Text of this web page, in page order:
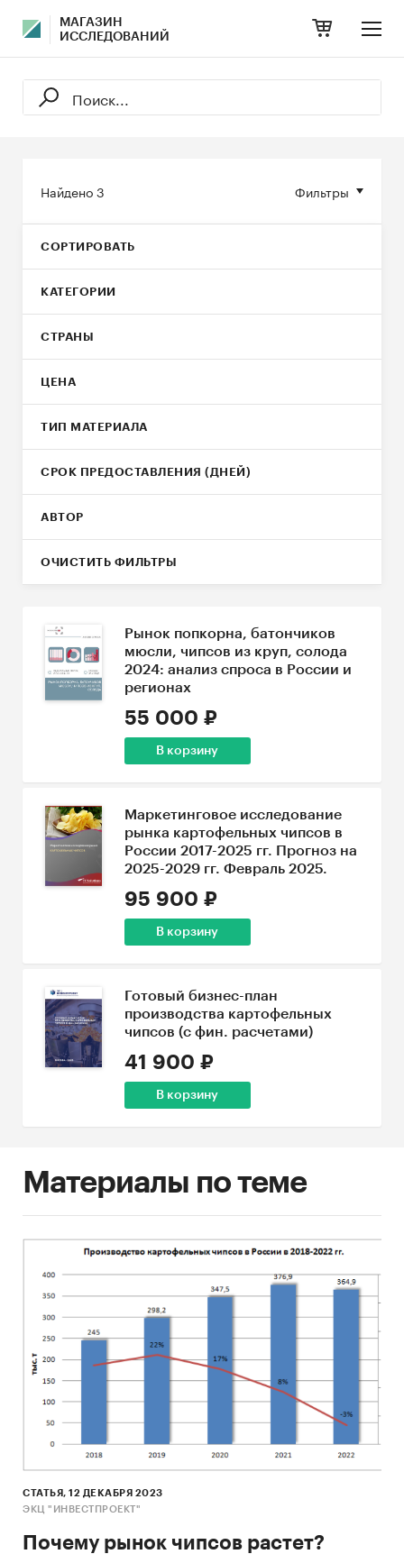
МАГАЗИН
ИССЛЕДОВАНИЙ
Фильтры
Найдено3
СОРТИРОВАТЬ
КАТЕГОРИИ
СТРАНЫ
ЦЕНА
ТИП МАТЕРИАЛА
СРОК ПРЕДОСТАВЛЕНИЯ (ДНЕЙ)
АВТОР
ОЧИСТИТЬ ФИЛЬТРЫ
Рынок попкорна, батончиков
мюсли, чипсов из круп, солода
2024: анализ спроса в России и
регионах
55 000 ₽
В корзину
Маркетинговое исследование
рынка картофельных чипсов в
России 2017-2025 гг. Прогноз на
2025-2029 гг. Февраль 2025.
95 900 ₽
В корзину
Готовый бизнес-план
производства картофельных
чипсов (с фин. расчетами)
41 900 ₽
В корзину
Материалы по теме
СТАТЬЯ, 12 ДЕКАБРЯ 2023
ЭКЦ "ИНВЕСТПРОЕКТ"
Почему рынок чипсов растет?